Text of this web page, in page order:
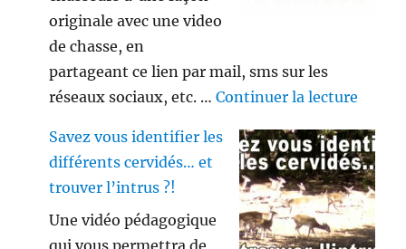
originale avec une video
de chasse, en
partageant ce lien par mail, sms sur les
réseaux sociaux, etc. …Continuer la lecture
Savez vous identifier les
différents cervidés… et
trouver l’intrus ?!
Une vidéo pédagogique